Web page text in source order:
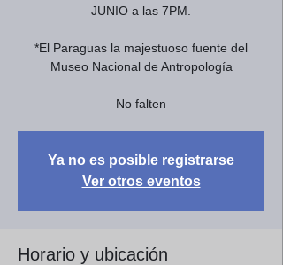
JUNIO a las 7PM.
*El Paraguas la majestuoso fuente del
Museo Nacional de Antropología
No falten
Ya no es posible registrarse
Ver otros eventos
Horario y ubicación